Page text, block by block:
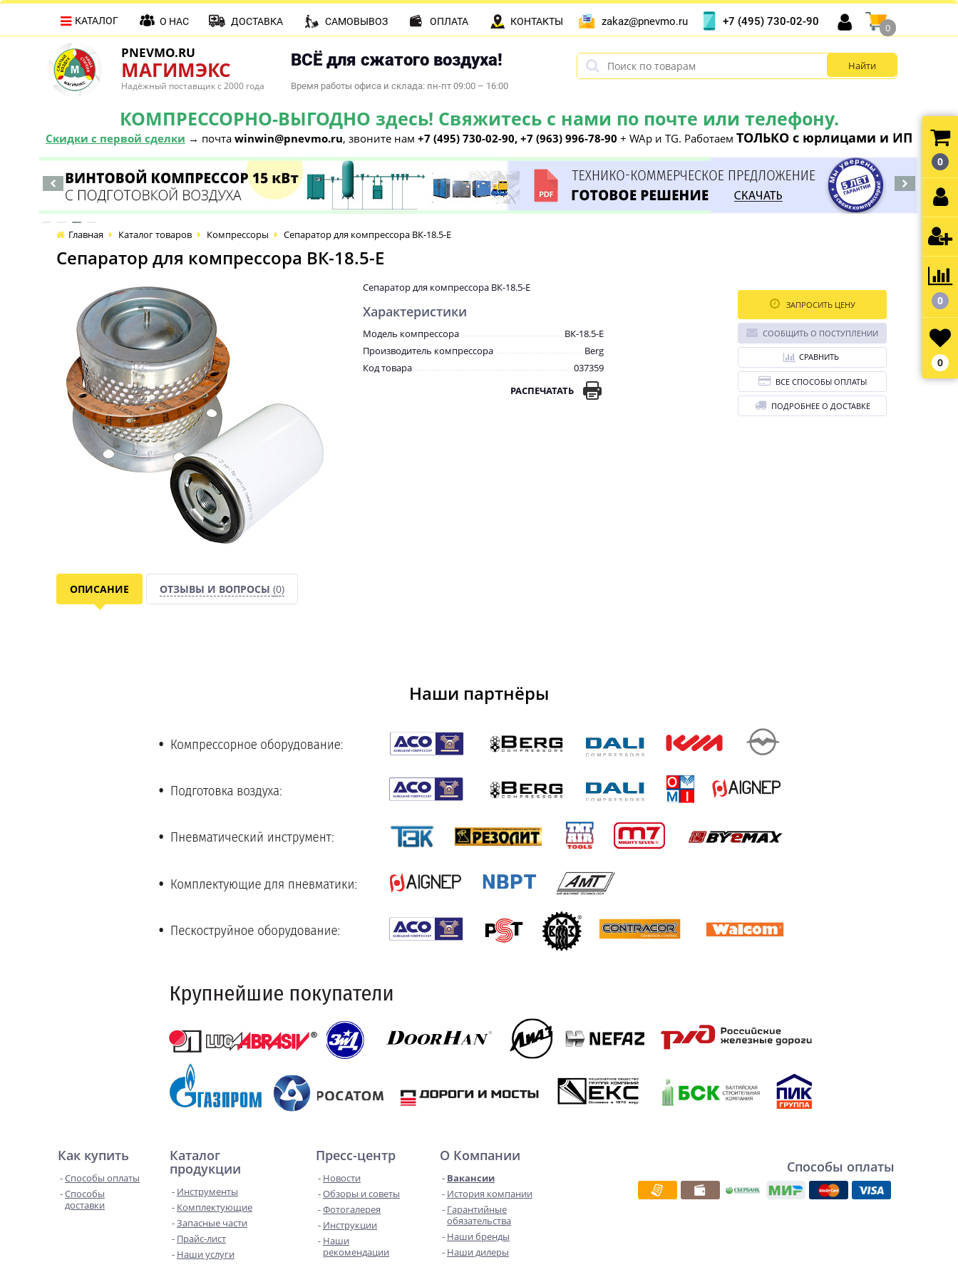
PNEVMO.RU
МАГИМЭКС
Надёжный поставщик с 2000 года
ВСЁ для сжатого воздуха!
Время работы офиса и склада: пн-пт 09:00 – 16:00
КОМПРЕССОРНО-ВЫГОДНО здесь! Свяжитесь с нами по почте или телефону.
Скидки с первой сделки → почта winwin@pnevmo.ru, звоните нам +7 (495) 730-02-90, +7 (963) 996-78-90 + WAp и TG. Работаем ТОЛЬКО с юрлицами и ИП
КАТАЛОГ О НАС ДОСТАВКА САМОВЫВОЗ ОПЛАТА КОНТАКТЫ zakaz@pnevmo.ru +7 (495) 730-02-90
0
Главная Каталог товаров Компрессоры Сепаратор для компрессора ВК-18.5-E
Сепаратор для компрессора ВК-18.5-E
Сепаратор для компрессора ВК-18.5-E
Характеристики
Модель компрессора
ВК-18.5-E
Производитель компрессора
Berg
Код товара
037359
РАСПЕЧАТАТЬ
ЗАПРОСИТЬ ЦЕНУ
СООБЩИТЬ О ПОСТУПЛЕНИИ
СРАВНИТЬ
ВСЕ СПОСОБЫ ОПЛАТЫ
ПОДРОБНЕЕ О ДОСТАВКЕ
ОПИСАНИЕ ОТЗЫВЫ И ВОПРОСЫ (0)
Наши партнёры
Как купить
Способы оплаты
Способы
доставки
Каталог
продукции
Инструменты
Комплектующие
Запасные части
Прайс-лист
Наши услуги
Пресс-центр
Новости
Обзоры и советы
Фотогалерея
Инструкции
Наши
рекомендации
О Компании
Вакансии
История компании
Гарантийные
обязательства
Наши бренды
Наши дилеры
Способы оплаты
0
0
0